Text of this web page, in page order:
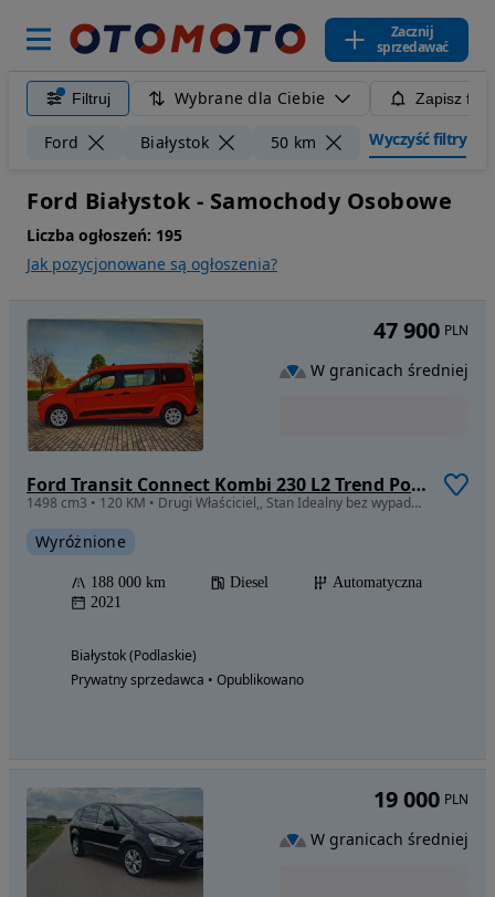
Zacznij
sprzedawać
Filtruj Wybrane dla Ciebie Zapisz
Ford Białystok 50 km Wyczyść filtry
Ford Białystok - Samochody Osobowe
Liczba ogłoszeń: 195
Jak pozycjonowane są ogłoszenia?
Ford Transit Connect Kombi 230 L2 Trend PowerShift
1498 cm3 • 120 KM • Drugi Właściciel,, Stan Idealny bez wypadkowy Igła
Wyróżnione
188 000 km Diesel
Automatyczna
2021
Białystok (Podlaskie)
Prywatny sprzedawca • Opublikowano
47 900 PLN
W granicach średniej
19 000 PLN
W granicach średniej